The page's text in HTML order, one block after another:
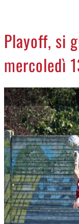
Playoff, si
mercoledì